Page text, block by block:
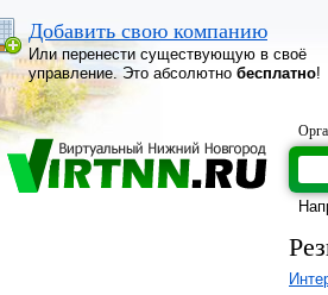
Добавить свою компанию
Или перенести существующую в своё
управление. Это абсолютно бесплатно!